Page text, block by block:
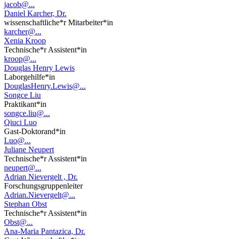
jacob@...
Daniel Karcher, Dr.
wissenschaftliche*r Mitarbeiter*in
karcher@...
Xenia Kroop
Technische*r Assistent*in
kroop@...
Douglas Henry Lewis
Laborgehilfe*in
DouglasHenry.Lewis@...
Songce Liu
Praktikant*in
songce.liu@...
Qiuci Luo
Gast-Doktorand*in
Luo@...
Juliane Neupert
Technische*r Assistent*in
neupert@...
Adrian Nievergelt , Dr.
Forschungsgruppenleiter
Adrian.Nievergelt@...
Stephan Obst
Technische*r Assistent*in
Obst@...
Ana-Maria Pantazica, Dr.